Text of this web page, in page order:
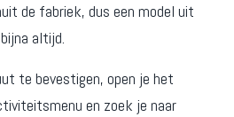
de fabriek, dus een model uit
altijd.
te bevestigen, open je het
en zoek je naar